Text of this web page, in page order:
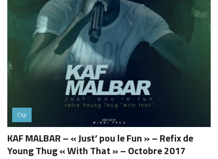
Clip
KAF MALBAR – « Just’ pou le Fun » – Refix de
Young Thug « With That » – Octobre 2017